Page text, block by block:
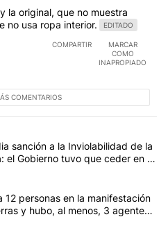
la original, que no muestra
no usa ropa interior.
EDITADO
COMPARTIR
MARCAR
COMO
INAPROPIADO
COMENTARIOS
con más comentarios en los
título "El Senado dio media
sanción a la Inviolabilidad de la
el Gobierno tuvo que ceder en la
título "La policía arrestó a 12
12 personas en la manifestación
y hubo, al menos, 3 agentes